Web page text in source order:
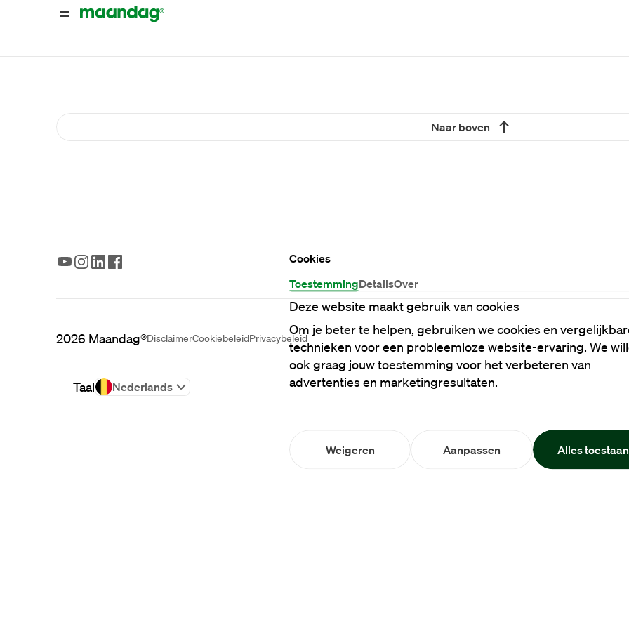
Cookies
ToestemmingDetailsOver
Deze website maakt gebruik van cookies
Om je beter te helpen, gebruiken we cookies en
technieken voor een probleemloze website-ervaring. We
ook graag jouw toestemming voor het verbeteren van
advertenties en marketingresultaten.
Weigeren Aanpassen Alles toestaan
Naar boven
Taal Nederlands
2026 Maandag®DisclaimerCookiebeleidPrivacybeleid